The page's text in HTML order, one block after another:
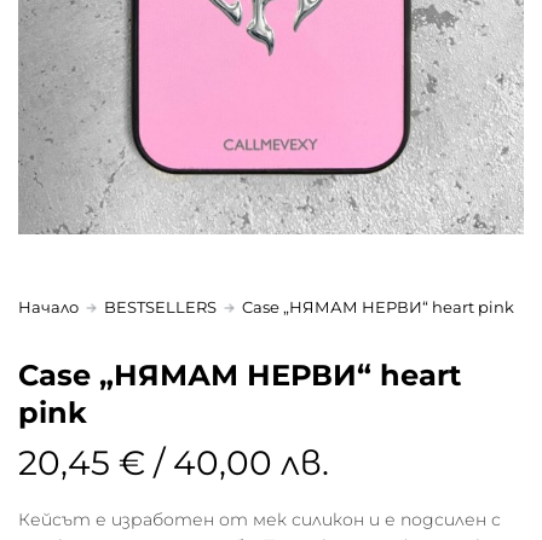
Начало BESTSELLERS Case „НЯМАМ НЕРВИ“ heart pink
Case „НЯМАМ НЕРВИ“ heart
pink
20,45 € / 40,00 лв.
Кейсът е изработен от мек силикон и е подсилен с